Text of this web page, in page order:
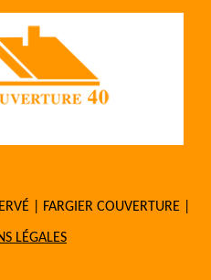
| FARGIER COUVERTURE |
LÉGALES